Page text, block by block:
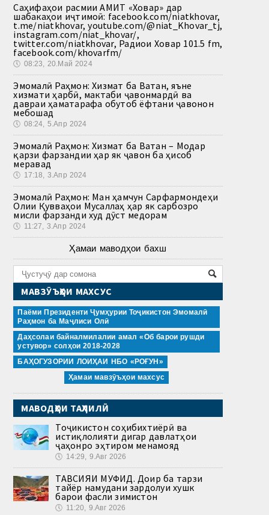
Саҳифаҳои расмии АМИТ «Ховар» дар
шабакаҳои иҷтимоӣ: facebook.com/niatkhovar,
t.me/niatkhovar, youtube.com/@niat_Khovar_tj,
instagram.com/niat_khovar/,
twitter.com/niatkhovar, Радиои Ховар 101.5 fm,
facebook.com/khovarfm/
🕔 08:23, 20.Май 2024
Эмомалӣ Раҳмон: Хизмат ба Ватан, яъне
хизмати ҳарбӣ, мактаби ҷавонмардӣ ва
давраи ҳаматарафа обутоб ёфтани ҷавонон
мебошад
🕔 08:24, 5.Апр 2024
Эмомалӣ Раҳмон: Хизмат ба Ватан – Модар
қарзи фарзандии ҳар як ҷавон ба ҳисоб
меравад
🕔 17:18, 3.Апр 2024
Эмомалӣ Раҳмон: Ман ҳамчун Сарфармондеҳи
Олии Қувваҳои Мусаллаҳ ҳар як сарбозро
мисли фарзанди худ дӯст медорам
🕔 11:27, 3.Апр 2024
Ҳамаи маводҳои бахш
МАВЗӮЪҲОИ МАХСУС
Паёми Президенти Ҷумҳурии Тоҷикистон Эмомалӣ
Раҳмон ба Маҷлиси Олӣ
Даҳсолаи байналмилалии амал «Об барои рушди
устувор» солҳои 2018-2028
БАҲОГУЗОРИИ ЛОИҲАИ НБО «РОҒУН»
Ҳамаи мавзӯъҳои махсус
МАВОДҲОИ ТАҲЛИЛӢ
Тоҷикистон соҳибихтиёрӣ ва
истиқлолияти дигар давлатҳои
ҷаҳонро эҳтиром менамояд
🕔 14:29, 9.Авг 2026
ТАВСИЯИ МУФИД. Доир ба тарзи
тайёр намудани зардолуи хушк
барои фасли зимистон
🕔 11:20, 9.Авг 2026